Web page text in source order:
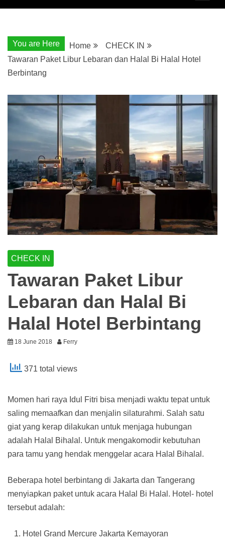
You are Here Home
CHECK IN
Tawaran Paket Libur Lebaran dan Halal Bi Halal Hotel
Berbintang
CHECK IN
Tawaran Paket Libur
Lebaran dan Halal Bi
Halal Hotel Berbintang
18 June 2018 Ferry
371 total views
Momen hari raya Idul Fitri bisa menjadi waktu tepat untuk
saling memaafkan dan menjalin silaturahmi. Salah satu
giat yang kerap dilakukan untuk menjaga hubungan
adalah Halal Bihalal. Untuk mengakomodir kebutuhan
para tamu yang hendak menggelar acara Halal Bihalal.
Beberapa hotel berbintang di Jakarta dan Tangerang
menyiapkan paket untuk acara Halal Bi Halal. Hotel- hotel
tersebut adalah:
Hotel Grand Mercure Jakarta Kemayoran